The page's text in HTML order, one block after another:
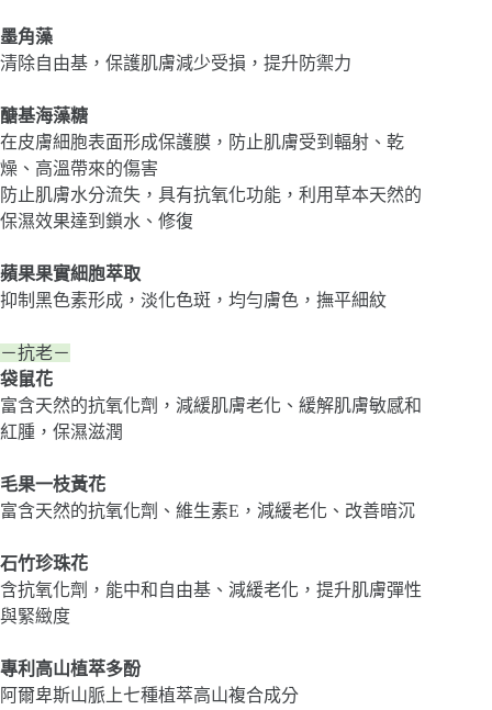
墨角藻
清除自由基，保護肌膚減少受損，提升防禦力
醣基海藻糖
在皮膚細胞表面形成保護膜，防止肌膚受到輻射、乾
燥、高溫帶來的傷害
防止肌膚水分流失，具有抗氧化功能，利用草本天然的
保濕效果達到鎖水、修復
蘋果果實細胞萃取
抑制黑色素形成，淡化色斑，均勻膚色，撫平細紋
－抗老－
袋鼠花
富含天然的抗氧化劑，減緩肌膚老化、緩解肌膚敏感和
紅腫，保濕滋潤
毛果一枝黃花
富含天然的抗氧化劑、維生素E，減緩老化、改善暗沉
石竹珍珠花
含抗氧化劑，能中和自由基、減緩老化，提升肌膚彈性
與緊緻度
專利高山植萃多酚
阿爾卑斯山脈上七種植萃高山複合成分